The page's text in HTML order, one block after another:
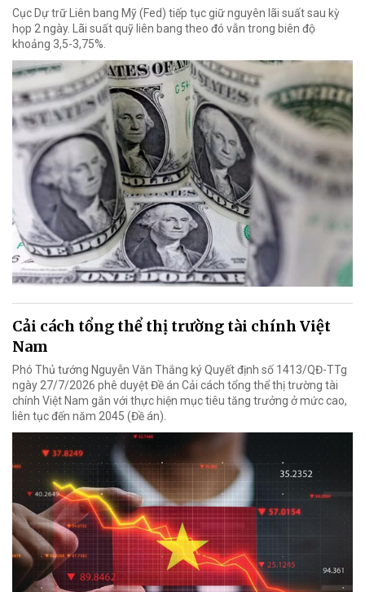
Cục Dự trữ Liên bang Mỹ (Fed) tiếp tục giữ nguyên lãi suất sau kỳ
họp 2 ngày. Lãi suất quỹ liên bang theo đó vẫn trong biên độ
khoảng 3,5-3,75%.
Cải cách tổng thể thị trường tài chính Việt
Nam
Phó Thủ tướng Nguyễn Văn Thắng ký Quyết định số 1413/QĐ-TTg
ngày 27/7/2026 phê duyệt Đề án Cải cách tổng thể thị trường tài
chính Việt Nam gắn với thực hiện mục tiêu tăng trưởng ở mức cao,
liên tục đến năm 2045 (Đề án).